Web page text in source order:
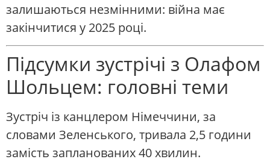
залишаються незмінними: війна має
закінчитися у 2025 році.
Підсумки зустрічі з Олафом
Шольцем: головні теми
Зустріч із канцлером Німеччини, за
словами Зеленського, тривала 2,5 години
замість запланованих 40 хвилин.